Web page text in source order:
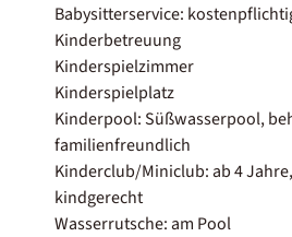
Babysitterservice:
Kinderbetreuung
Kinderspielzimmer
Kinderspielplatz
Kinderpool: Süßwasserpool,
familienfreundlich
Kinderclub/Miniclub: ab 4
kindgerecht
Wasserrutsche: am Pool